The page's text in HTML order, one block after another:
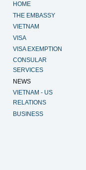
HOME
THE EMBASSY
VIETNAM
VISA
VISA EXEMPTION
CONSULAR
SERVICES
NEWS
VIETNAM - US
RELATIONS
BUSINESS